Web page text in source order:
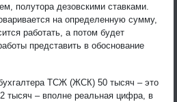
полутора дезовскими ставками.
на определенную сумму,
работать, а потом будет
представить в обоснование
ТСЖ (ЖСК) 50 тысяч – это
тысяч – вполне реальная цифра, в